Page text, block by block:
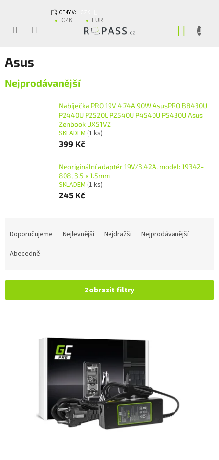
CENY V:
CZK EUR
Asus
Nejprodávanější
Nabíječka PRO 19V 4.74A 90W AsusPRO B8430U
P2440U P2520L P2540U P4540U P5430U Asus
Zenbook UX51VZ
SKLADEM (1 ks)
399 Kč
Neoriginální adaptér 19V/3.42A, model: 19342-
808, 3.5 x 1.5mm
SKLADEM (1 ks)
245 Kč
Doporučujeme Nejlevnější Nejdražší
Nejprodávanější
Abecedně
Zobrazit filtry